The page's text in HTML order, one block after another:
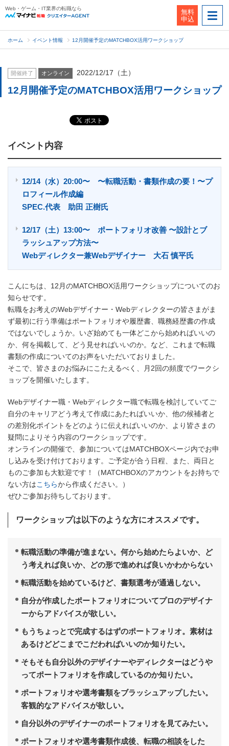
Web・ゲーム・IT業界の転職なら
無料
申込
ホーム イベント情報 12月開催予定のMATCHBOX活用ワークショップ
開催終了 オンライン 2022/12/17（土）
12月開催予定のMATCHBOX活用ワークショップ
イベント内容
12/14（水）20:00〜 〜転職活動・書類作成の要！〜プ
ロフィール作成編
SPEC.代表 助田 正樹氏
12/17（土）13:00〜 ポートフォリオ改善 〜設計とブ
ラッシュアップ方法〜
Webディレクター兼Webデザイナー 大石 慎平氏
こんにちは、12月のMATCHBOX活用ワークショップについてのお
知らせです。
転職をお考えのWebデザイナー・Webディレクターの皆さまがま
ず最初に行う準備はポートフォリオや履歴書、職務経歴書の作成
ではないでしょうか。いざ始めても一体どこから始めればいいの
か、何を掲載して、どう見せればいいのか。など、これまで転職
書類の作成についてのお声をいただいておりました。
そこで、皆さまのお悩みにこたえるべく、月2回の頻度でワークシ
ョップを開催いたします。
Webデザイナー職・Webディレクター職で転職を検討していてご
自分のキャリアどう考えて作成にあたればいいか、他の候補者と
の差別化ポイントをどのように伝えればいいのか、より皆さまの
疑問によりそう内容のワークショップです。
オンラインの開催で、参加についてはMATCHBOXページ内でお申
し込みを受け付けております。ご予定が合う日程、また、両日と
ものご参加も大歓迎です！（MATCHBOXのアカウントをお持ちで
ない方はこちらから作成ください。）
ぜひご参加お待ちしております。
ワークショップは以下のような方にオススメです。
転職活動の準備が進まない。何から始めたらよいか、ど
う考えれば良いか、どの形で進めれば良いかわからない
転職活動を始めているけど、書類選考が通過しない。
自分が作成したポートフォリオについてプロのデザイナ
ーからアドバイスが欲しい。
もうちょっとで完成するはずのポートフォリオ。素材は
あるけどどこまでこだわればいいのか知りたい。
そもそも自分以外のデザイナーやディレクターはどうや
ってポートフォリオを作成しているのか知りたい。
ポートフォリオや選考書類をブラッシュアップしたい。
客観的なアドバイスが欲しい。
自分以外のデザイナーのポートフォリオを見てみたい。
ポートフォリオや選考書類作成後、転職の相談をした